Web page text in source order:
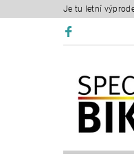
Je tu letní